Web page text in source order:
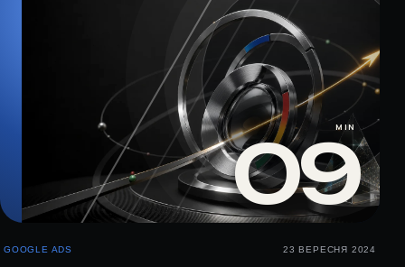
09
MIN
GOOGLE ADS 23 ВЕРЕСНЯ 2024